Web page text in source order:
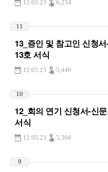
12.05.23 6,234
11
13_증인 및 참고인 신청
13호 서식
12.05.23 5,440
10
12_회의 연기 신청서-신
서식
12.05.23 5,366
9